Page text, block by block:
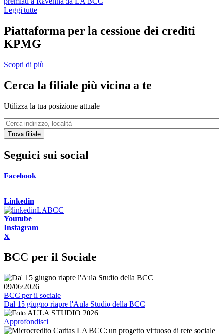
Leggi tutte
Piattaforma per la cessione dei crediti
KPMG
Scopri di più
Cerca la filiale più vicina a te
Utilizza la tua posizione attuale
Trova filiale
Seguici sui social
Facebook
Linkedin
Youtube
Instagram
X
BCC per il Sociale
09/06/2026
BCC per il sociale
Dal 15 giugno riapre l'Aula Studio della BCC
Approfondisci